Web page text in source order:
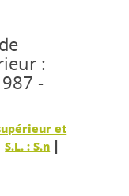
:
-
et
S.L. : S.n |